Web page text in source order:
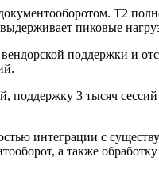
Т2
пиковые
поддержки и
поддержку 3 тысяч
интеграции с
а также